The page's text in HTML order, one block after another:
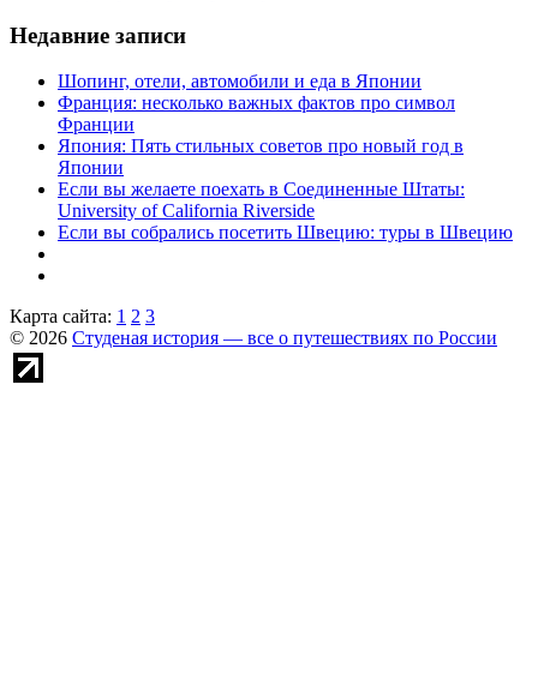
Недавние записи
Шопинг, отели, автомобили и еда в Японии
Франция: несколько важных фактов про символ
Франции
Япония: Пять стильных советов про новый год в
Японии
Если вы желаете поехать в Соединенные Штаты:
University of California Riverside
Если вы собрались посетить Швецию: туры в Швецию
Карта сайта: 1 2 3
© 2026 Студеная история — все о путешествиях по России